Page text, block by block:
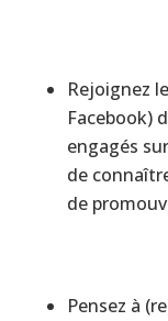
Rejoignez
Facebook)
engagés
de
de
Pensez à